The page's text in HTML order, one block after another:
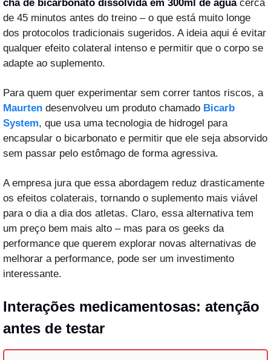
chá de bicarbonato dissolvida em 300ml de água cerca
de 45 minutos antes do treino – o que está muito longe
dos protocolos tradicionais sugeridos. A ideia aqui é evitar
qualquer efeito colateral intenso e permitir que o corpo se
adapte ao suplemento.
Para quem quer experimentar sem correr tantos riscos, a
Maurten desenvolveu um produto chamado Bicarb
System, que usa uma tecnologia de hidrogel para
encapsular o bicarbonato e permitir que ele seja absorvido
sem passar pelo estômago de forma agressiva.
A empresa jura que essa abordagem reduz drasticamente
os efeitos colaterais, tornando o suplemento mais viável
para o dia a dia dos atletas. Claro, essa alternativa tem
um preço bem mais alto – mas para os geeks da
performance que querem explorar novas alternativas de
melhorar a performance, pode ser um investimento
interessante.
Interações medicamentosas: atenção
antes de testar